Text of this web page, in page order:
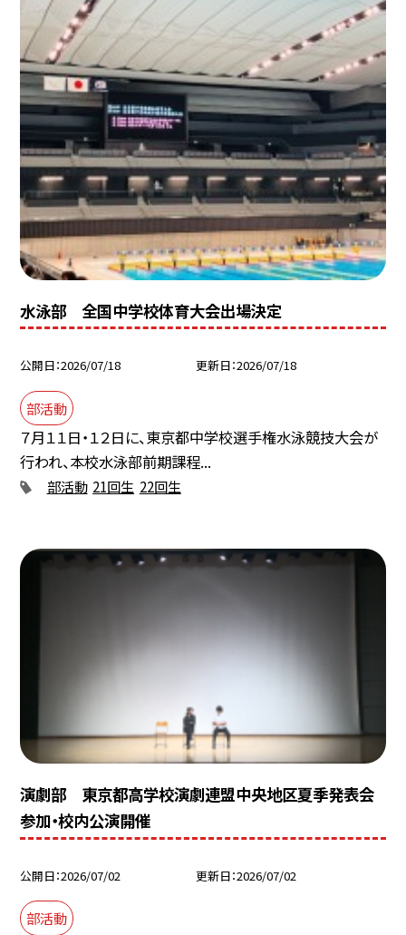
水泳部 全国中学校体育大会出場決定
公開日 2026/07/18 更新日 2026/07/18
部活動
７月１１日・１２日に、東京都中学校選手権水泳競技大会が
行われ、本校水泳部前期課程...
部活動 21回生 22回生
演劇部 東京都高学校演劇連盟中央地区夏季発表会
参加・校内公演開催
公開日 2026/07/02 更新日 2026/07/02
部活動